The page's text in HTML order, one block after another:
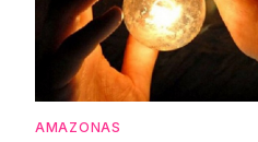
AMAZONAS